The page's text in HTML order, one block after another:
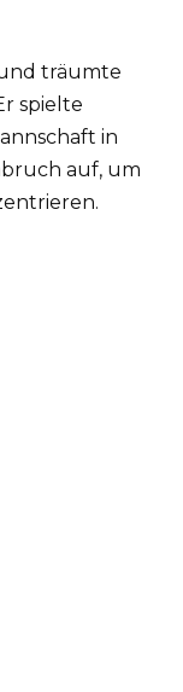
träumte
spielte
in
auf, um